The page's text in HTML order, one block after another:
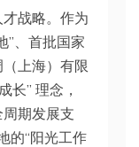
战略。作为
”、首批国家
上海）有限
长” 理念，
期发展支
的“阳光工作